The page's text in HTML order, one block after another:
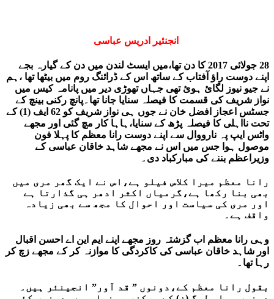
انجنئیر ادریس عباسی
28 جولائی 2017 کا دن تھا،میں ایسٹ لندن میں دن کے گیارہ بجے
اپنے دوست راؤ آفتاب کے ساتھ اس کے ڈرائنگ روم میں بیٹھا تھا ،ہم
نے جیو نیوز لگائ ہوئ تھی جہاں تھوڑی دیر میں پانامہ کیس میں
نواز شریف کی قسمت کا فیصلہ سنایا جانا تھا۔پانچ رکنی بینچ کے
جسٹس اعجاز افضل خان نے جوں ہی نواز شریف کو 62 ایف (1) کے
تحت نااہلی کا فیصلہ پڑھ کے سنایا،ہاہا کار مچ گئی اور مجھے
واٹس ایپ پہ نارووال سے اپنے دوست رانا معظم کا پہلا فون
موصول ہوا جس میں اس نے مجھے شاہد خاقان عباسی کے
وزیراعظم بننے کی مبارکباد دی۔
رانا معظم میرا کلاس فیلو ہے،اس نے ایک گھر مری میں
بھی بنا رکھا ہے،گرمیاں اکثر ادھر ہی گذارتا ہے
اور مری کی سیاست اور احوال کا مجھ سے بھی زیادہ
واقف ہے۔
وہی رانا معظم اب گزشتہ روز مجھے اپنے ایم این اے احسن اقبال
اور شاہد خاقان عباسی کی کاکردگی کا موازنہ کر کے مجھے زچ کر
رہا تھا۔
بقول رانا معظم کے،دونوں ” قد آور” انجینئر ہیں۔